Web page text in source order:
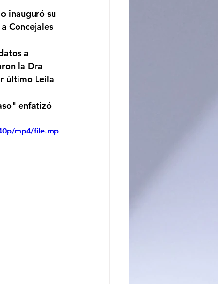
inauguró su
Concejales
a
la Dra
último Leila
enfatizó
mp4/file.mp